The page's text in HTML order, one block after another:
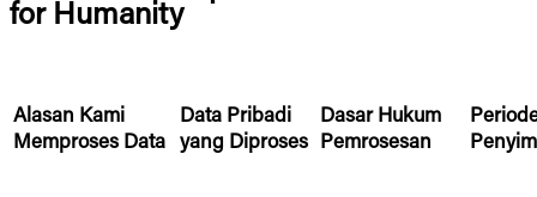
for Humanity
Alasan Kami
Memproses Data
Data Pribadi
yang Diproses
Dasar Hukum
Pemrosesan